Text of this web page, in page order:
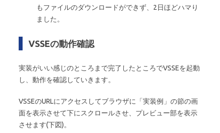
もファイルのダウンロードができず、2日ほどハマり
ました。
VSSEの動作確認
実装がいい感じのところまで完了したところでVSSEを起動
し、動作を確認していきます。
VSSEのURLにアクセスしてブラウザに「実装例」の節の画
面を表示させて下にスクロールさせ、プレビュー部を表示
させます(下図)。